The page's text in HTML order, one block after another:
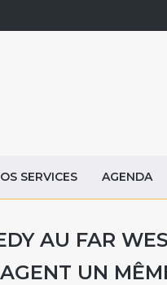
SERVICES AGENDA
AU FAR
UN